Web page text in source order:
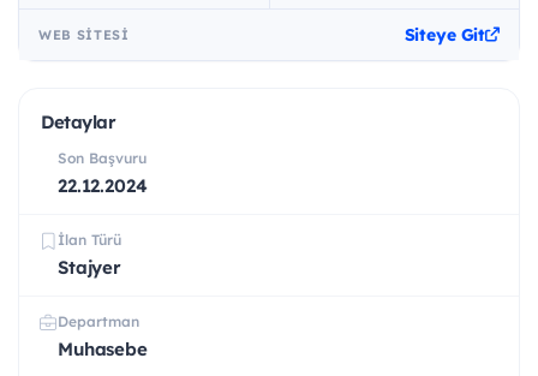
WEB SITESI Siteye Git
Detaylar
Son Başvuru
22.12.2024
İlan Türü
Stajyer
Departman
Muhasebe